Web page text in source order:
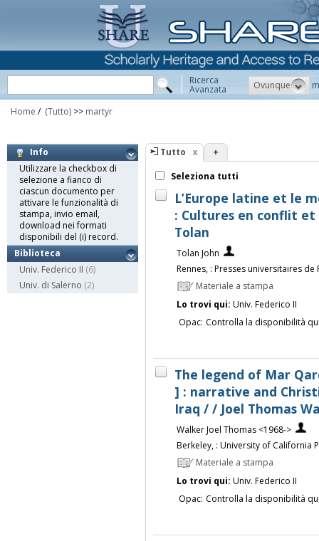
Ricerca
Avanzata Ovunque
Home / (Tutto) >> martyr
Info
Utilizzare la checkbox di
selezione a fianco di
ciascun documento per
attivare le funzionalità di
stampa, invio email,
download nei formati
disponibili del (i) record.
Biblioteca
Univ. Federico II (6)
Univ. di Salerno (2)
Tutto +
Seleziona tutti
L’Europe latine et le
: Cultures en conflit et
Tolan
Tolan John
Rennes, : Presses universitaires de
Materiale a stampa
Lo trovi qui: Univ. Federico II
Opac: Controlla la disponibilità
The legend of Mar
] : narrative and
Iraq / / Joel Thomas
Walker Joel Thomas <1968->
Berkeley, : University of California
Materiale a stampa
Lo trovi qui: Univ. Federico II
Opac: Controlla la disponibilità